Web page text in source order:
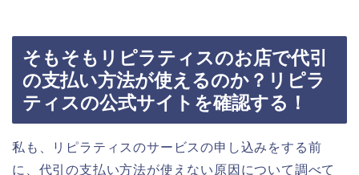
そもそもリピラティスのお店で代引
の支払い方法が使えるのか？リピラ
ティスの公式サイトを確認する！
私も、リピラティスのサービスの申し込みをする前
に、代引の支払い方法が使えない原因について調べて